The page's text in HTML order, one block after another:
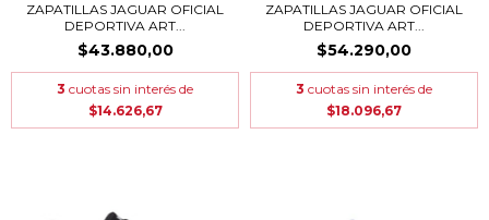
ZAPATILLAS JAGUAR OFICIAL
DEPORTIVA ART...
$43.880,00
3 cuotas sin interés de
$14.626,67
ZAPATILLAS JAGUAR OFICIAL
DEPORTIVA ART...
$54.290,00
3 cuotas sin interés de
$18.096,67